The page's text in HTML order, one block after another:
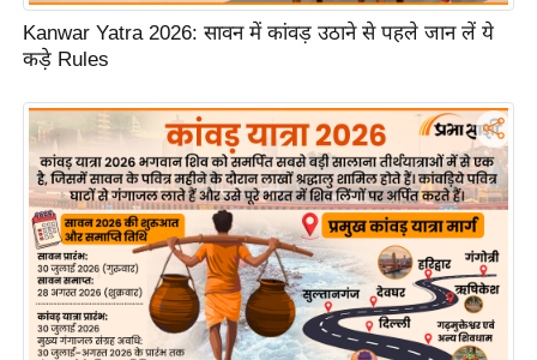
स
मी
क्षा
B
r
e
a
k
n
g
Kanwar Yatra 2026: सावन में कांवड़ उठाने से पहले जान लें ये
कड़े Rules